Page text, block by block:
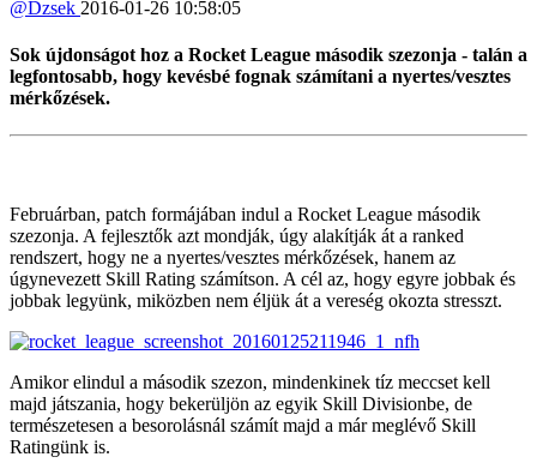
@Dzsek 2016-01-26 10:58:05
Sok újdonságot hoz a Rocket League második szezonja - talán a
legfontosabb, hogy kevésbé fognak számítani a nyertes/vesztes
mérkőzések.
Februárban, patch formájában indul a Rocket League második
szezonja. A fejlesztők azt mondják, úgy alakítják át a ranked
rendszert, hogy ne a nyertes/vesztes mérkőzések, hanem az
úgynevezett Skill Rating számítson. A cél az, hogy egyre jobbak és
jobbak legyünk, miközben nem éljük át a vereség okozta stresszt.
Amikor elindul a második szezon, mindenkinek tíz meccset kell
majd játszania, hogy bekerüljön az egyik Skill Divisionbe, de
természetesen a besorolásnál számít majd a már meglévő Skill
Ratingünk is.